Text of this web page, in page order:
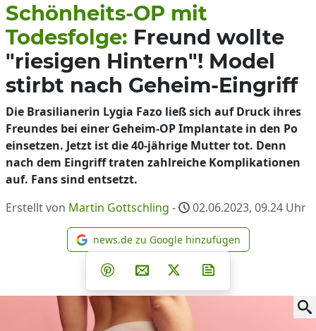
Schönheits-OP mit
Todesfolge: Freund wollte
"riesigen Hintern"! Model
stirbt nach Geheim-Eingriff
Die Brasilianerin Lygia Fazo ließ sich auf Druck ihres
Freundes bei einer Geheim-OP Implantate in den Po
einsetzen. Jetzt ist die 40-jährige Mutter tot. Denn
nach dem Eingriff traten zahlreiche Komplikationen
auf. Fans sind entsetzt.
Erstellt von Martin Gottschling - 02.06.2023, 09.24 Uhr
news.de zu Google
news.de zu Google hinzufügen
Teilen auf Facebook
Teilen auf Whatsapp
Teilen auf Telegram
Teilen auf Pinterest
Per E-Mail teilen
Post auf X